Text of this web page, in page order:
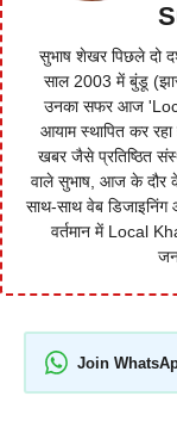
सुभाष शेखर पिछले दो
साल 2003 में बुंडू
उनका सफर आज
आयाम स्थापित कर रहा
खबर जैसे प्रतिष्ठित
वाले सुभाष, आज के दौर
साथ-साथ वेब
वर्तमान में Local
Join